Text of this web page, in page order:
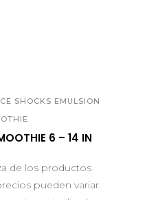
SHOCKS EMULSION
6 – 14 IN
de los productos
pueden variar.